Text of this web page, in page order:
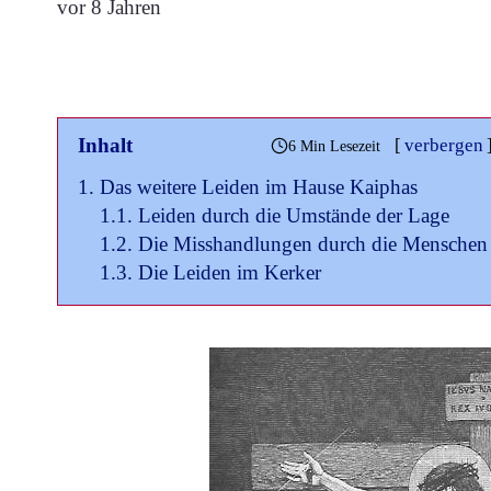
vor 8 Jahren
Inhalt 6 Min Lesezeit [ verbergen
Das weitere Leiden im Hause Kaiphas
Leiden durch die Umstände der Lage
Die Misshandlungen durch die Menschen
Die Leiden im Kerker